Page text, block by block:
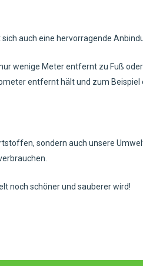
auch eine hervorragende
wenige Meter entfernt zu Fuß
entfernt hält und zum
sondern auch unsere
noch schöner und sauberer wird!